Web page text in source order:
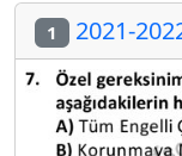
1 2021-